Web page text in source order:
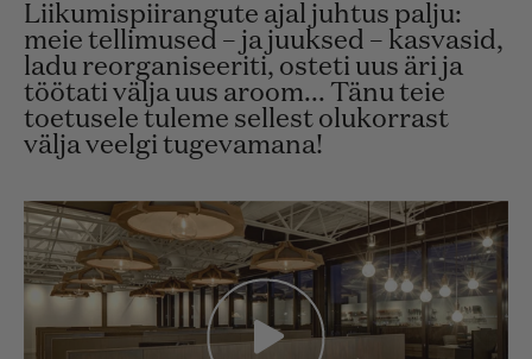
Liikumispiirangute ajal juhtus palju:
meie tellimused – ja juuksed – kasvasid,
ladu reorganiseeriti, osteti uus äri ja
töötati välja uus aroom... Tänu teie
toetusele tuleme sellest olukorrast
välja veelgi tugevamana!